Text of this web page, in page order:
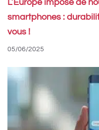
L’Europe impose de
smartphones :
vous !
05/06/2025